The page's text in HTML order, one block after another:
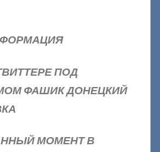
ПОД
ФАШИК ДОНЕЦКИЙ
МОМЕНТ В